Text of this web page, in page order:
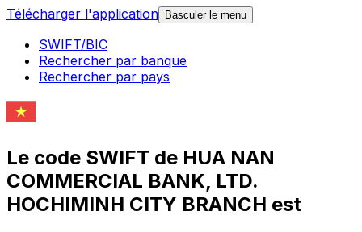
Télécharger l'application
Basculer le menu
SWIFT/BIC
Rechercher par banque
Rechercher par pays
Le code SWIFT de HUA NAN
COMMERCIAL BANK, LTD.
HOCHIMINH CITY BRANCH est